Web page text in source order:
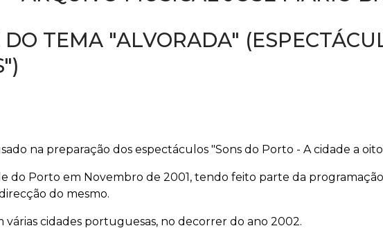
TEMA "ALVORADA"
na preparação dos espectáculos "Sons do Porto - A cidade a
do Porto em Novembro de 2001, tendo feito parte da
do mesmo.
cidades portuguesas, no decorrer do ano 2002.